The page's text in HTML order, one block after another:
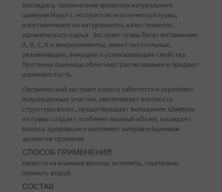
Насладись тропическим ароматом натурального
шампуня Mayur с экстрактом экзотической гуавы,
изготовленного из натурального, качественного,
органического сырья. Экстракт гуавы богат витаминами
А, В, С, К и микроэлементы, имеет питательные,
увлажняющие, вяжущие и успокаивающие свойства.
Протеины пшеницы облегчают расчесывание и придают
шелковистость.
Органический экстракт кокоса заботится и укрепляет
поврежденные участки, увеличивает плотность
структуры волос, предотвращает выпадение. Шампунь
из гуавы создает особенно пышный объем, насыщает
волосы здоровьем и наполняет непревзойденным
ароматом тропиков.
СПОСОБ ПРИМЕНЕНИЯ
Нанести на влажные волосы, вспенить, тщательно
промыть водой.
СОСТАВ